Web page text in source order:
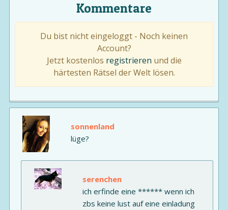
Kommentare
Du bist nicht eingeloggt - Noch keinen
Account?
Jetzt kostenlos registrieren und die
härtesten Rätsel der Welt lösen.
sonnenland
lüge?
serenchen
ich erfinde eine ****** wenn ich
zbs keine lust auf eine einladung